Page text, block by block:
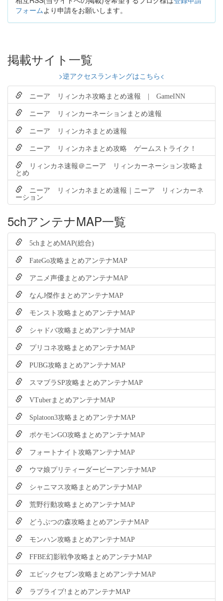
フォームより申請をお願いします。
掲載サイト一覧
>逆アクセスランキングはこちら<
ニーア リィンカネ攻略まとめ速報 | GameINN
ニーア リィンカーネーションまとめ速報
ニーア リィンカネまとめ速報
ニーア リィンカネまとめ攻略 ゲームストライク！
リィンカネ速報＠ニーア リィンカーネーション攻略ま
とめ
ニーア リィンカネまとめ速報｜ニーア リィンカーネ
ーション
5chアンテナMAP一覧
5chまとめMAP(総合)
FateGo攻略まとめアンテナMAP
アニメ声優まとめアンテナMAP
なんJ傑作まとめアンテナMAP
モンスト攻略まとめアンテナMAP
シャドバ攻略まとめアンテナMAP
プリコネ攻略まとめアンテナMAP
PUBG攻略まとめアンテナMAP
スマブラSP攻略まとめアンテナMAP
VTuberまとめアンテナMAP
Splatoon3攻略まとめアンテナMAP
ポケモンGO攻略まとめアンテナMAP
フォートナイト攻略アンテナMAP
ウマ娘プリティーダービーアンテナMAP
シャニマス攻略まとめアンテナMAP
荒野行動攻略まとめアンテナMAP
どうぶつの森攻略まとめアンテナMAP
モンハン攻略まとめアンテナMAP
FFBE幻影戦争攻略まとめアンテナMAP
エピックセブン攻略まとめアンテナMAP
ラブライブ!まとめアンテナMAP